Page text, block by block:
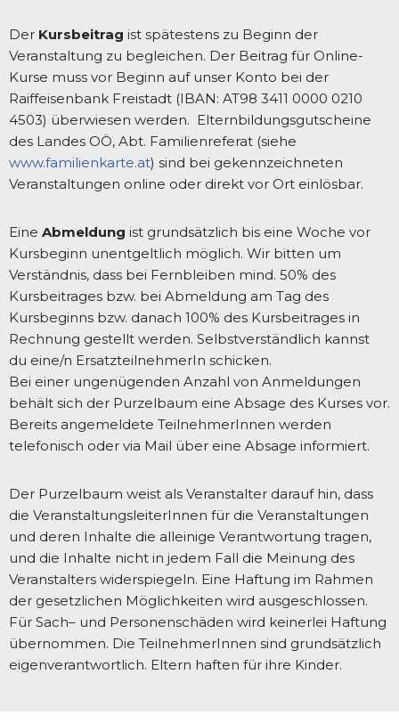
Der Kursbeitrag ist spätestens zu Beginn der
Veranstaltung zu begleichen. Der Beitrag für Online-
Kurse muss vor Beginn auf unser Konto bei der
Raiffeisenbank Freistadt (IBAN: AT98 3411 0000 0210
4503) überwiesen werden. Elternbildungsgutscheine
des Landes OÖ, Abt. Familienreferat (siehe
www.familienkarte.at) sind bei gekennzeichneten
Veranstaltungen online oder direkt vor Ort einlösbar.
Eine Abmeldung ist grundsätzlich bis eine Woche vor
Kursbeginn unentgeltlich möglich. Wir bitten um
Verständnis, dass bei Fernbleiben mind. 50% des
Kursbeitrages bzw. bei Abmeldung am Tag des
Kursbeginns bzw. danach 100% des Kursbeitrages in
Rechnung gestellt werden. Selbstverständlich kannst
du eine/n ErsatzteilnehmerIn schicken.
Bei einer ungenügenden Anzahl von Anmeldungen
behält sich der Purzelbaum eine Absage des Kurses vor.
Bereits angemeldete TeilnehmerInnen werden
telefonisch oder via Mail über eine Absage informiert.
Der Purzelbaum weist als Veranstalter darauf hin, dass
die VeranstaltungsleiterInnen für die Veranstaltungen
und deren Inhalte die alleinige Verantwortung tragen,
und die Inhalte nicht in jedem Fall die Meinung des
Veranstalters widerspiegeln. Eine Haftung im Rahmen
der gesetzlichen Möglichkeiten wird ausgeschlossen.
Für Sach– und Personenschäden wird keinerlei Haftung
übernommen. Die TeilnehmerInnen sind grundsätzlich
eigenverantwortlich. Eltern haften für ihre Kinder.